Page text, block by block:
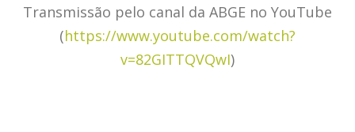
Transmissão pelo canal da ABGE no YouTube
(https://www.youtube.com/watch?
v=82GITTQVQwI)